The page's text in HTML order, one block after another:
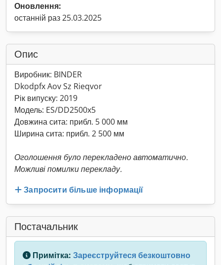
Оновлення:
останній раз 25.03.2025
Опис
Виробник: BINDER
Dkodpfx Aov Sz Rieqvor
Рік випуску: 2019
Модель: ES/DD2500x5
Довжина сита: прибл. 5 000 мм
Ширина сита: прибл. 2 500 мм
Оголошення було перекладено автоматично.
Можливі помилки перекладу.
Запросити більше інформації
Постачальник
Примітка: Зареєструйтеся безкоштовно